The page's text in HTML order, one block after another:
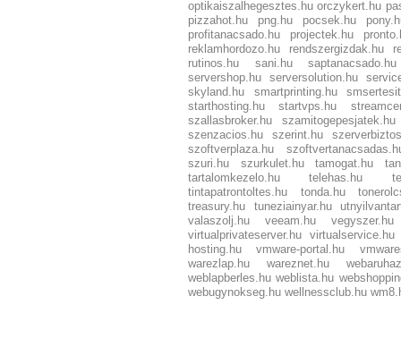
optikaiszalhegesztes.hu orczykert.hu
pizzahot.hu
png.hu pocsek.hu
profitanacsado.hu
projectek.hu
reklamhordozo.hu
rendszergizdak.hu
rutinos.hu
sani.hu
saptanacsado.hu
servershop.hu serversolution.hu
skyland.hu
smartprinting.hu
starthosting.hu
startvps.hu
szallasbroker.hu
szamitogepesjatek.hu
szenzacios.hu
szerint.hu
szoftverplaza.hu
szuri.hu
szurkulet.hu tamogat.hu
tartalomkezelo.hu
telehas.hu
tintapatrontoltes.hu
tonda.hu
treasury.hu
tuneziainyar.hu
valaszolj.hu
veeam.hu
vegyszer.hu
virtualprivateserver.hu
virtualservice.hu
hosting.hu
vmware-portal.hu
warezlap.hu
wareznet.hu
weblapberles.hu weblista.hu
webugynokseg.hu wellnessclub.hu